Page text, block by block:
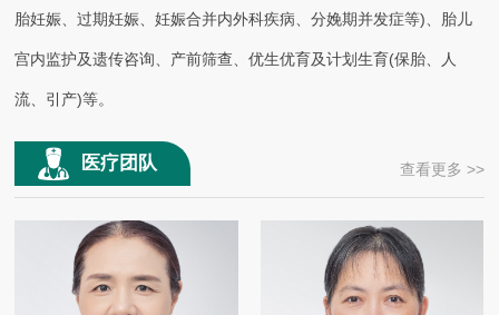
科主任：张 俊
护士长：徐 丽
胎妊娠、过期妊娠、妊娠合并内外科疾病、分娩期并发症等)、胎儿
宫内监护及遗传咨询、产前筛查、优生优育及计划生育(保胎、人
流、引产)等。
医疗团队 查看更多 >>